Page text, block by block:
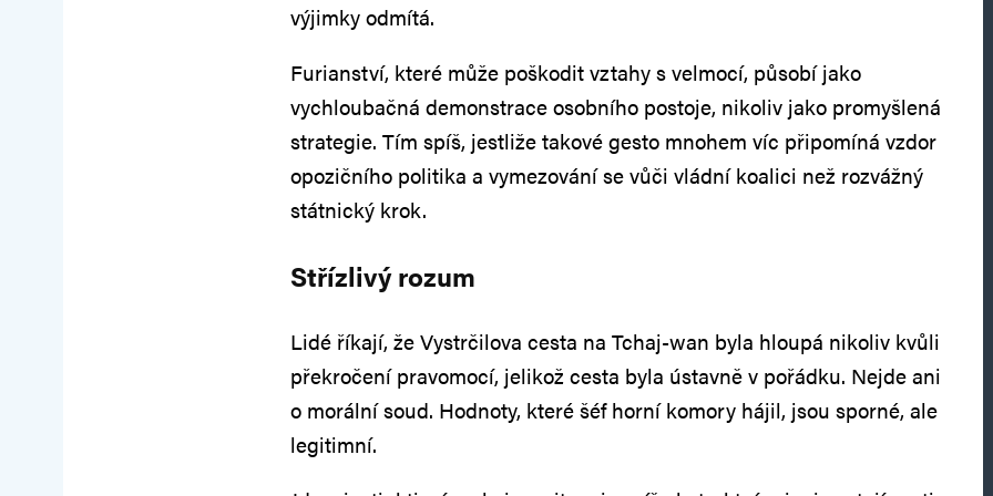
výjimky odmítá.
Furianství, které může poškodit vztahy s velmocí, působí jako
vychloubačná demonstrace osobního postoje, nikoliv jako promyšlená
strategie. Tím spíš, jestliže takové gesto mnohem víc připomíná vzdor
opozičního politika a vymezování se vůči vládní koalici než rozvážný
státnický krok.
Střízlivý rozum
Lidé říkají, že Vystrčilova cesta na Tchaj‑wan byla hloupá nikoliv kvůli
překročení pravomocí, jelikož cesta byla ústavně v pořádku. Nejde ani
o morální soud. Hodnoty, které šéf horní komory hájil, jsou sporné, ale
legitimní.